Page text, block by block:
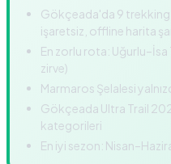
Gökçeada'da 9
işaretsiz, offline harita
En zorlu rota:
zirve)
Marmaros Şelalesi
Gökçeada Ultra Trail
kategorileri
En iyi sezon: